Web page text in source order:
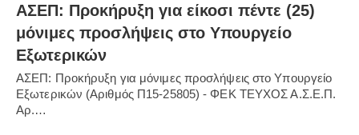
ΑΣΕΠ: Προκήρυξη για είκοσι πέντε (25)
μόνιμες προσλήψεις στο Υπουργείο
Εξωτερικών
ΑΣΕΠ: Προκήρυξη για μόνιμες προσλήψεις στο Υπουργείο
Εξωτερικών (Αριθμός Π15-25805) - ΦΕΚ ΤΕΥΧΟΣ Α.Σ.Ε.Π.
Αρ.…